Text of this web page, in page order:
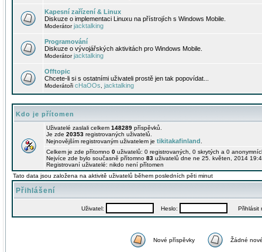
Kapesní zařízení & Linux
Diskuze o implementaci Linuxu na přístrojích s Windows Mobile.
Moderátorjacktalking
Programování
Diskuze o vývojářských aktivitách pro Windows Mobile.
Moderátorjacktalking
Offtopic
Chcete-li si s ostatními uživateli prostě jen tak popovídat...
Moderátoři cHaOOs jacktalking
Kdo je přítomen
Uživatelé zaslali celkem 148289 příspěvků.
Je zde 20353 registrovaných uživatelů.
Nejnovějším registrovaným uživatelem je tikitakafinland
Celkem je zde přítomno 0 uživatelů: 0 registrovaných, 0 skrytých a 0
Nejvíce zde bylo současně přítomno 83 uživatelů dne ne 25. květen, 2014
Registrovaní uživatelé: nikdo není přítomen
Tato data jsou založena na aktivitě uživatelů během posledních pěti minut
Přihlášení
Uživatel: Heslo: Přihlásit
Nové příspěvky Žádné